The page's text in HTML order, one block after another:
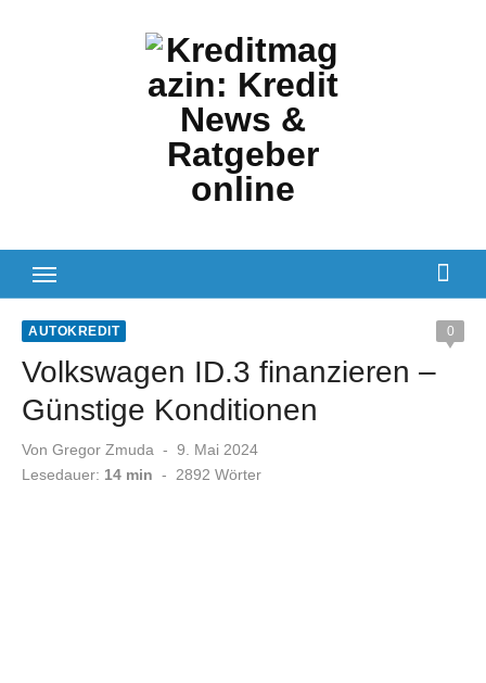
AUTOKREDIT 0
Volkswagen ID.3 finanzieren –
Günstige Konditionen
Von Gregor Zmuda
Veröffentlicht
am
9. Mai 2024
Lesedauer: 14 min - 2892 Wörter